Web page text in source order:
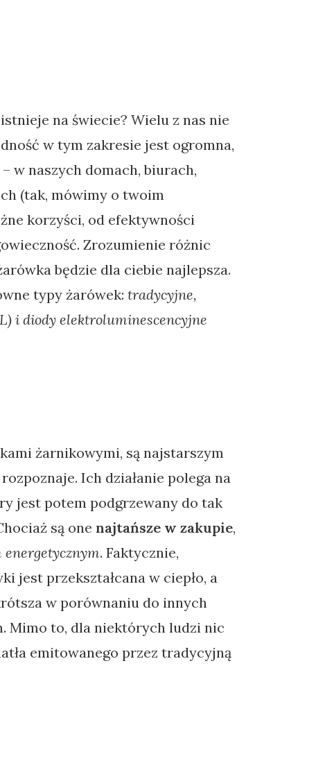
na świecie? Wielu z nas nie
w tym zakresie jest ogromna,
w naszych domach, biurach,
(tak, mówimy o twoim
korzyści, od efektywności
Zrozumienie różnic
będzie dla ciebie najlepsza.
typy żarówek: tradycyjne,
i diody elektroluminescencyjne
żarnikowymi, są najstarszym
Ich działanie polega na
jest potem podgrzewany do tak
są one najtańsze w zakupie,
. Faktycznie,
jest przekształcana w ciepło, a
w porównaniu do innych
Mimo to, dla niektórych ludzi nic
emitowanego przez tradycyjną